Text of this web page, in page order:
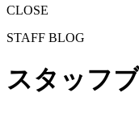
CLOSE
STAFF BLOG
スタッフ